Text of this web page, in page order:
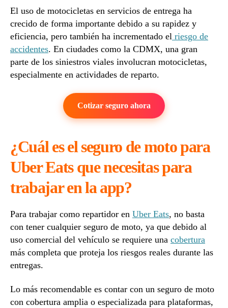
El uso de motocicletas en servicios de entrega ha
crecido de forma importante debido a su rapidez y
eficiencia, pero también ha incrementado el riesgo de
accidentes. En ciudades como la CDMX, una gran
parte de los siniestros viales involucran motocicletas,
especialmente en actividades de reparto.
Cotizar seguro ahora
¿Cuál es el seguro de moto para
Uber Eats que necesitas para
trabajar en la app?
Para trabajar como repartidor en Uber Eats, no basta
con tener cualquier seguro de moto, ya que debido al
uso comercial del vehículo se requiere una cobertura
más completa que proteja los riesgos reales durante las
entregas.
Lo más recomendable es contar con un seguro de moto
con cobertura amplia o especializada para plataformas,